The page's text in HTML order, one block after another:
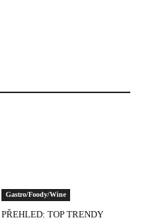
Gastro/Foody/Wine
PŘEHLED: TOP TRENDY